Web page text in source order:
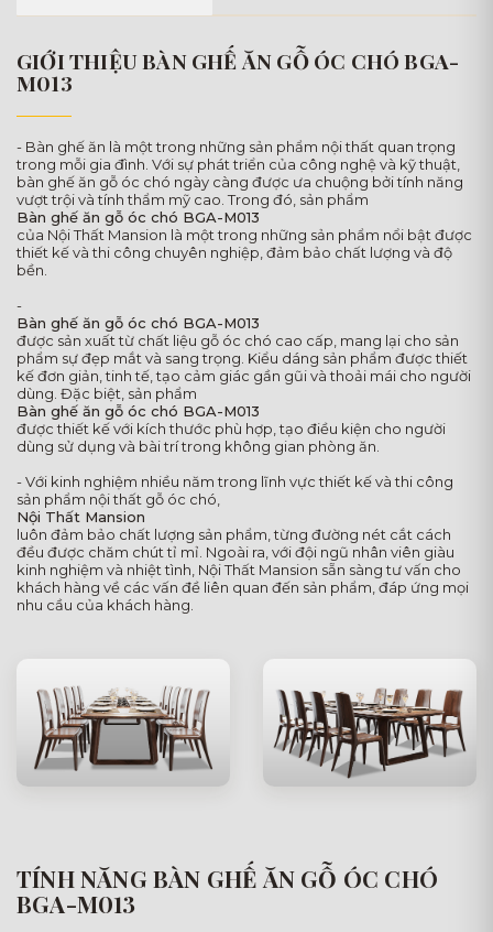
GIỚI THIỆU BÀN GHẾ ĂN GỖ ÓC CHÓ BGA-
M013
- Bàn ghế ăn là một trong những sản phẩm nội thất quan trọng
trong mỗi gia đình. Với sự phát triển của công nghệ và kỹ thuật,
bàn ghế ăn gỗ óc chó ngày càng được ưa chuộng bởi tính năng
vượt trội và tính thẩm mỹ cao. Trong đó, sản phẩm
Bàn ghế ăn gỗ óc chó BGA-M013
của Nội Thất Mansion là một trong những sản phẩm nổi bật được
thiết kế và thi công chuyên nghiệp, đảm bảo chất lượng và độ
bền.
-
Bàn ghế ăn gỗ óc chó BGA-M013
được sản xuất từ chất liệu gỗ óc chó cao cấp, mang lại cho sản
phẩm sự đẹp mắt và sang trọng. Kiểu dáng sản phẩm được thiết
kế đơn giản, tinh tế, tạo cảm giác gần gũi và thoải mái cho người
dùng. Đặc biệt, sản phẩm
Bàn ghế ăn gỗ óc chó BGA-M013
được thiết kế với kích thước phù hợp, tạo điều kiện cho người
dùng sử dụng và bài trí trong không gian phòng ăn.
- Với kinh nghiệm nhiều năm trong lĩnh vực thiết kế và thi công
sản phẩm nội thất gỗ óc chó,
Nội Thất Mansion
luôn đảm bảo chất lượng sản phẩm, từng đường nét cắt cách
đều được chăm chút tỉ mỉ. Ngoài ra, với đội ngũ nhân viên giàu
kinh nghiệm và nhiệt tình, Nội Thất Mansion sẵn sàng tư vấn cho
khách hàng về các vấn đề liên quan đến sản phẩm, đáp ứng mọi
nhu cầu của khách hàng.
TÍNH NĂNG BÀN GHẾ ĂN GỖ ÓC CHÓ
BGA-M013